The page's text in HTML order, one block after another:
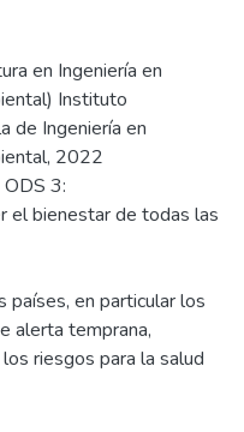
en Ingeniería en
Instituto
de Ingeniería en
2022
3:
el bienestar de todas las
países, en particular los
alerta temprana,
riesgos para la salud